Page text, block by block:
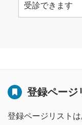
受診できます
登録ページ
登録ページリスト